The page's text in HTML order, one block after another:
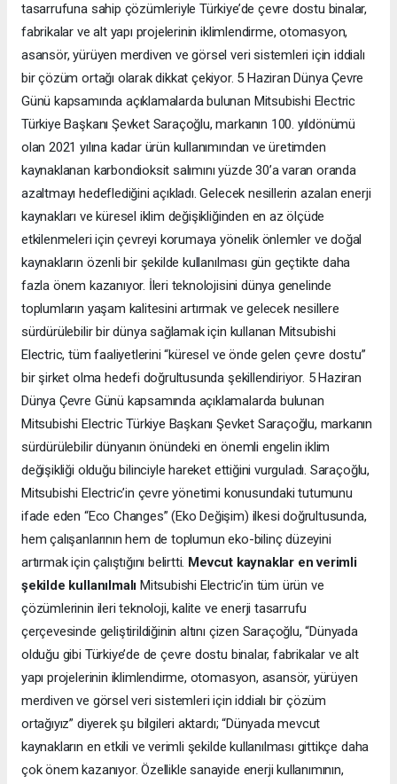
tasarrufuna sahip çözümleriyle Türkiye’de çevre dostu binalar,
fabrikalar ve alt yapı projelerinin iklimlendirme, otomasyon,
asansör, yürüyen merdiven ve görsel veri sistemleri için iddialı
bir çözüm ortağı olarak dikkat çekiyor. 5 Haziran Dünya Çevre
Günü kapsamında açıklamalarda bulunan Mitsubishi Electric
Türkiye Başkanı Şevket Saraçoğlu, markanın 100. yıldönümü
olan 2021 yılına kadar ürün kullanımından ve üretimden
kaynaklanan karbondioksit salımını yüzde 30’a varan oranda
azaltmayı hedeflediğini açıkladı. Gelecek nesillerin azalan enerji
kaynakları ve küresel iklim değişikliğinden en az ölçüde
etkilenmeleri için çevreyi korumaya yönelik önlemler ve doğal
kaynakların özenli bir şekilde kullanılması gün geçtikte daha
fazla önem kazanıyor. İleri teknolojisini dünya genelinde
toplumların yaşam kalitesini artırmak ve gelecek nesillere
sürdürülebilir bir dünya sağlamak için kullanan Mitsubishi
Electric, tüm faaliyetlerini “küresel ve önde gelen çevre dostu”
bir şirket olma hedefi doğrultusunda şekillendiriyor. 5 Haziran
Dünya Çevre Günü kapsamında açıklamalarda bulunan
Mitsubishi Electric Türkiye Başkanı Şevket Saraçoğlu, markanın
sürdürülebilir dünyanın önündeki en önemli engelin iklim
değişikliği olduğu bilinciyle hareket ettiğini vurguladı. Saraçoğlu,
Mitsubishi Electric’in çevre yönetimi konusundaki tutumunu
ifade eden “Eco Changes” (Eko Değişim) ilkesi doğrultusunda,
hem çalışanlarının hem de toplumun eko-bilinç düzeyini
artırmak için çalıştığını belirtti. Mevcut kaynaklar en verimli
şekilde kullanılmalı Mitsubishi Electric’in tüm ürün ve
çözümlerinin ileri teknoloji, kalite ve enerji tasarrufu
çerçevesinde geliştirildiğinin altını çizen Saraçoğlu, “Dünyada
olduğu gibi Türkiye’de de çevre dostu binalar, fabrikalar ve alt
yapı projelerinin iklimlendirme, otomasyon, asansör, yürüyen
merdiven ve görsel veri sistemleri için iddialı bir çözüm
ortağıyız” diyerek şu bilgileri aktardı; “Dünyada mevcut
kaynakların en etkili ve verimli şekilde kullanılması gittikçe daha
çok önem kazanıyor. Özellikle sanayide enerji kullanımının,